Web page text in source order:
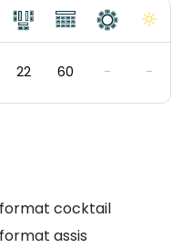
22 60 - -
cocktail
assis